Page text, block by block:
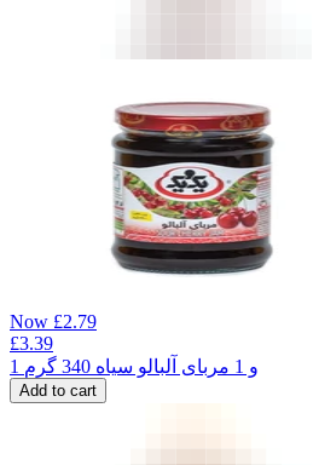
Now £2.79
£3.39
1 و 1 مربای آلبالو سیاه 340 گرم
Add to cart